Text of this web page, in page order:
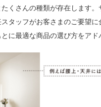
くさんの種類が存在します
タッフがお客さまのご要望
に最適な商品の選び方をアド